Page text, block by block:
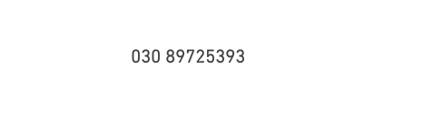
030 89725393